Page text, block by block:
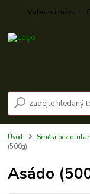
Úvod Směsi bez
(500g)
Asádo